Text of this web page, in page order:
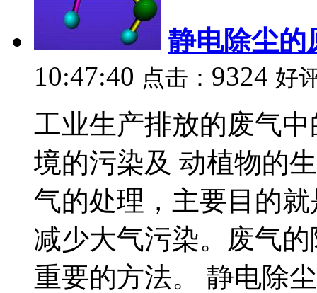
静电除尘的
10:47:40 点击： 9324 好
工业生产排放的废气
境的污染及 动植物的
气的处理，主要目的
减少大气污染。废气
重要的方法。 静电除